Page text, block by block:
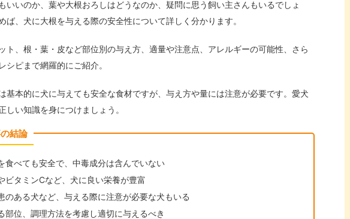
いいのか、葉や大根おろしはどうなのか、疑問に思う飼い主さんもいるでしょ
ば、犬に大根を与える際の安全性について詳しく分かります。
ト、根・葉・皮など部位別の与え方、適量や注意点、アレルギーの可能性、さら
シピまで網羅的にご紹介。
基本的に犬に与えても安全な食材ですが、与え方や量には注意が必要です。愛犬
しい知識を身につけましょう。
結論
食べても安全で、中毒成分は含んでいない
ビタミンCなど、犬に良い栄養が豊富
のある犬など、与える際に注意が必要な犬もいる
部位、調理方法を考慮し適切に与えるべき